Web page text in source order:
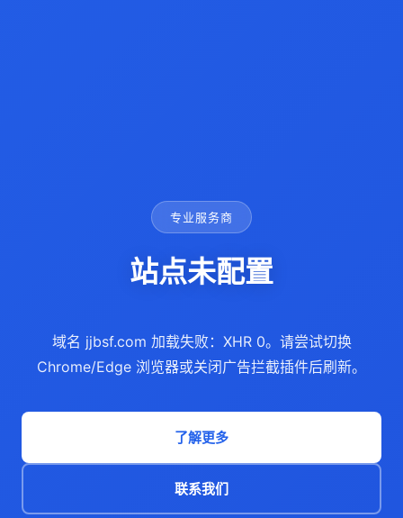
专业服务商
站点未配置
域名 jjbsf.com 加载失败：XHR 0。请尝试切换
Chrome/Edge 浏览器或关闭广告拦截插件后刷新。
了解更多
联系我们